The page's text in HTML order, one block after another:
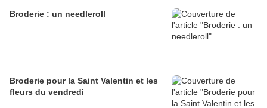
Broderie : un needleroll
Broderie pour la Saint Valentin et les
fleurs du vendredi